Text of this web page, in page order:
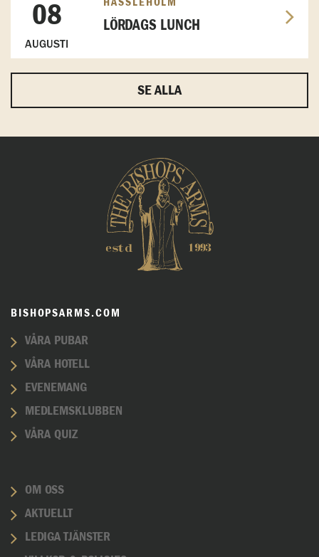
08
AUGUSTI
HÄSSLEHOLM
LÖRDAGS LUNCH
SE ALLA
BISHOPSARMS.COM
VÅRA PUBAR
VÅRA HOTELL
EVENEMANG
MEDLEMSKLUBBEN
VÅRA QUIZ
OM OSS
AKTUELLT
LEDIGA TJÄNSTER